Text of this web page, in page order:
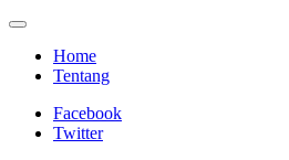
Home
Tentang
Facebook
Twitter